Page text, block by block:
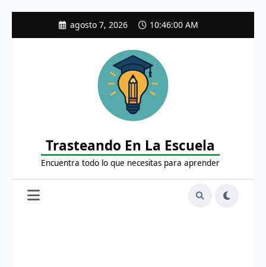
agosto 7, 2026 10:46:01 AM
Trasteando En La Escuela
Encuentra todo lo que necesitas para aprender